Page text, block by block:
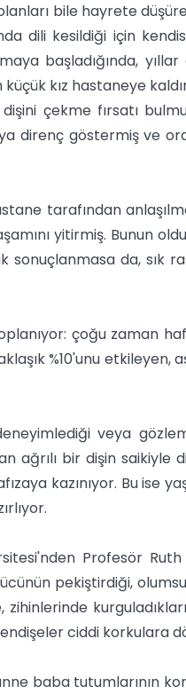
bile hayrete
dili kesildiği için
başladığında, yıllar
kız hastaneye
çekme fırsatı
direnç göstermiş ve
tarafından
yitirmiş. Bunun
sonuçlanmasa da, sık
çoğu zaman
%10'unu etkileyen,
veya
bir dişin saikiyle
kazınıyor. Bu ise
Profesör
pekiştirdiği,
zihinlerinde
ciddi korkulara
baba tutumlarının